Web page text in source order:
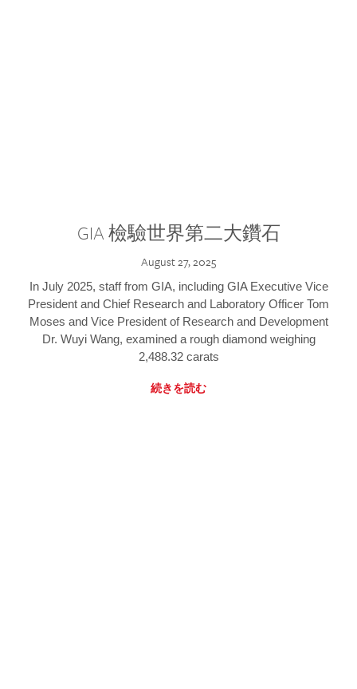
GIA 檢驗世界第二大鑽石
August 27, 2025
In July 2025, staff from GIA, including GIA Executive Vice
President and Chief Research and Laboratory Officer Tom
Moses and Vice President of Research and Development
Dr. Wuyi Wang, examined a rough diamond weighing
2,488.32 carats
続きを読む